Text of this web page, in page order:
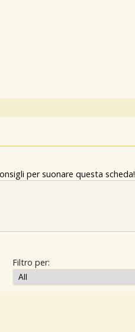
per suonare questa scheda!
Filtro per: